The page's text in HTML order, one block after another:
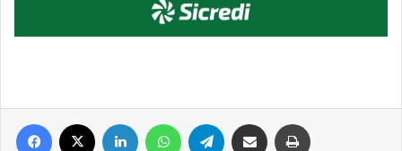
Facebook Linkedin WhatsAppTelegram Compartilhar via e-mail